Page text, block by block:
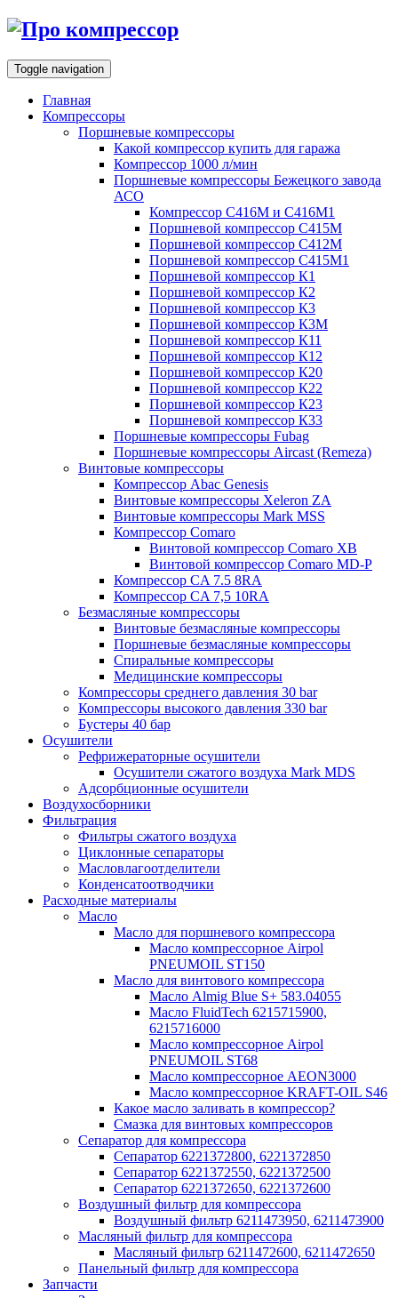
Toggle navigation
Главная
Компрессоры
Поршневые компрессоры
Какой компрессор купить для гаража
Компрессор 1000 л/мин
Поршневые компрессоры Бежецкого завода
АСО
Компрессор С416М и С416М1
Поршневой компрессор С415М
Поршневой компрессор С412М
Поршневой компрессор С415М1
Поршневой компрессор К1
Поршневой компрессор К2
Поршневой компрессор К3
Поршневой компрессор К3М
Поршневой компрессор К11
Поршневой компрессор К12
Поршневой компрессор К20
Поршневой компрессор К22
Поршневой компрессор К23
Поршневой компрессор К33
Поршневые компрессоры Fubag
Поршневые компрессоры Aircast (Remeza)
Винтовые компрессоры
Компрессор Abac Genesis
Винтовые компрессоры Xeleron ZA
Винтовые компрессоры Mark MSS
Компрессор Comaro
Винтовой компрессор Comaro XB
Винтовой компрессор Comaro MD-P
Компрессор CA 7.5 8RA
Компрессор CA 7,5 10RA
Безмасляные компрессоры
Винтовые безмасляные компрессоры
Поршневые безмасляные компрессоры
Спиральные компрессоры
Медицинские компрессоры
Компрессоры среднего давления 30 bar
Компрессоры высокого давления 330 bar
Бустеры 40 бар
Осушители
Рефрижераторные осушители
Осушители сжатого воздуха Mark MDS
Адсорбционные осушители
Воздухосборники
Фильтрация
Фильтры сжатого воздуха
Циклонные сепараторы
Масловлагоотделители
Конденсатоотводчики
Расходные материалы
Масло
Масло для поршневого компрессора
Масло компрессорное Airpol
PNEUMOIL ST150
Масло для винтового компрессора
Масло Almig Blue S+ 583.04055
Масло FluidTech 6215715900,
6215716000
Масло компрессорное Airpol
PNEUMOIL ST68
Масло компрессорное AEON3000
Масло компрессорное KRAFT-OIL S46
Какое масло заливать в компрессор?
Смазка для винтовых компрессоров
Сепаратор для компрессора
Сепаратор 6221372800, 6221372850
Сепаратор 6221372550, 6221372500
Сепаратор 6221372650, 6221372600
Воздушный фильтр для компрессора
Воздушный фильтр 6211473950, 6211473900
Масляный фильтр для компрессора
Масляный фильтр 6211472600, 6211472650
Панельный фильтр для компрессора
Запчасти